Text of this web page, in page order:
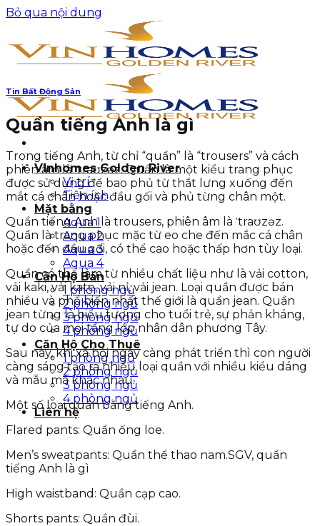
Bỏ qua nội dung
Vinhomes Golden River
Vị trí
Tiện ích
Mặt bằng
Aqua 1
Aqua 2
Aqua 3
Aqua 4
Căn Hộ Bán
1 phòng ngủ
2 phòng ngủ
3 phòng ngủ
4 phòng ngủ
Căn Hộ Cho Thuê
1 phòng ngủ
2 phòng ngủ
3 phòng ngủ
4 phòng ngủ
Liên hệ
Tin Bất Động Sản
Quần tiếng Anh là gì
Trong tiếng Anh, từ chỉ “quần” là “trousers” và cách
phiên âm là ˈtraʊzəz. Quần là một kiểu trang phục
được sử dụng để bao phủ từ thắt lưng xuống đến
mắt cá chân hoặc đầu gối và phủ từng chân một.
Quần tiếng Anh là trousers, phiên âm là ˈtraʊzəz.
Quần là trang phục mặc từ eo che đến mắc cá chân
hoặc đến đầu gối, có thể cao hoặc thấp hơn tùy loại.
Quần có thể làm từ nhiều chất liệu như là vải cotton,
vải kaki, vải kate, vải nỉ, vải jean. Loại quần được bán
nhiều và phổ biến nhất thế giới là quần jean. Quần
jean từng là biểu tượng cho tuổi trẻ, sự phản kháng,
tự do của mọi tầng lớp nhân dân phương Tây.
Sau này, khi xã hội ngày càng phát triển thì con người
càng sáng tạo ra nhiều loại quần với nhiều kiểu dáng
và mẫu mã khác nhau.
Một số loại quần bằng tiếng Anh.
Flared pants: Quần ống loe.
Men’s sweatpants: Quần thể thao nam.SGV, quần
tiếng Anh là gì
High waistband: Quần cạp cao.
Shorts pants: Quần đùi.